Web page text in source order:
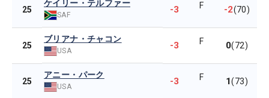
25
ケイリー・テルファー
SAF -3 F -2(70)
25
ブリアナ・チャコン
USA -3 F 0(72)
25
アニー・パーク
USA -3 F 1(73)